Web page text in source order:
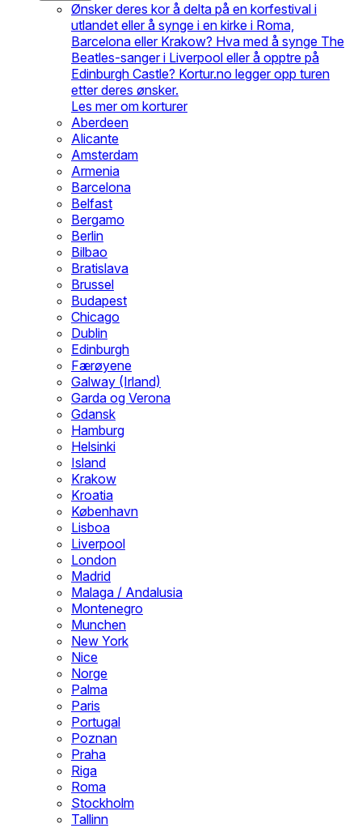
Ønsker deres kor å delta på en korfestival i
utlandet eller å synge i en kirke i Roma,
Barcelona eller Krakow? Hva med å synge The
Beatles-sanger i Liverpool eller å opptre på
Edinburgh Castle? Kortur.no legger opp turen
etter deres ønsker.
Les mer om korturer
Aberdeen
Alicante
Amsterdam
Armenia
Barcelona
Belfast
Bergamo
Berlin
Bilbao
Bratislava
Brussel
Budapest
Chicago
Dublin
Edinburgh
Færøyene
Galway (Irland)
Garda og Verona
Gdansk
Hamburg
Helsinki
Island
Krakow
Kroatia
København
Lisboa
Liverpool
London
Madrid
Malaga / Andalusia
Montenegro
Munchen
New York
Nice
Norge
Palma
Paris
Portugal
Poznan
Praha
Riga
Roma
Stockholm
Tallinn